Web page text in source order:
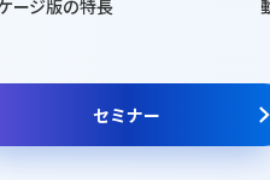
ージ版の特長
セミナー